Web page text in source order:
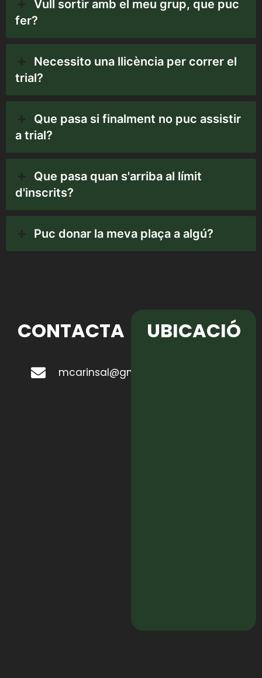
Vull sortir amb el meu grup, que puc
fer?
Necessito una llicència per correr el
trial?
Que pasa si finalment no puc assistir
a trial?
Que pasa quan s'arriba al límit
d'inscrits?
Puc donar la meva plaça a algú?
CONTACTA
mcarinsal@gmail.com
UBICACIÓ